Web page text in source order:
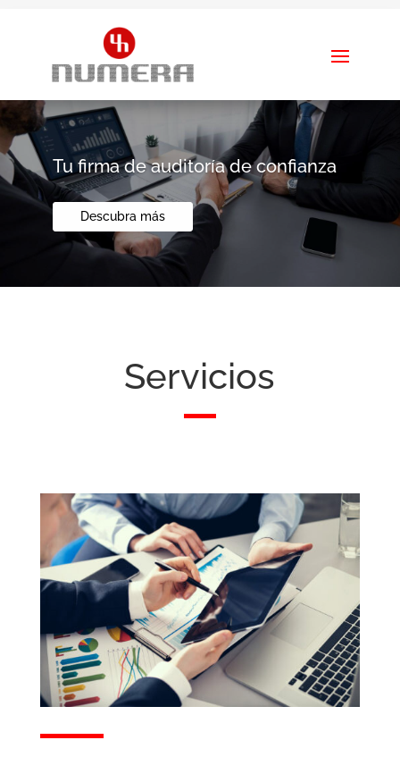
Tu firma de auditoría de confianza
Descubra más
Servicios